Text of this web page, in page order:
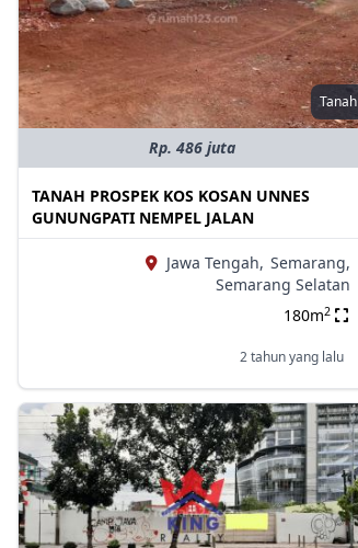
Tanah
Rp. 486 juta
TANAH PROSPEK KOS KOSAN UNNES
GUNUNGPATI NEMPEL JALAN
Jawa Tengah, Semarang,
Semarang Selatan
180m2
2 tahun yang lalu